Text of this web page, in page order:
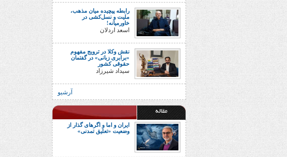
رابطه پیچیده میان مذهب،
ملیت و نسل‌کشی در
خاورمیانه!
اسعد اردلان
نقش وکلا در ترویج مفهوم
«برابری زبانی» در گفتمان
حقوقی کشور
سیداد شیرزاد
آرشیو
مقاله
ایران و اما و اگرهای گذار از
وضعیت «تعلیق تمدنی»